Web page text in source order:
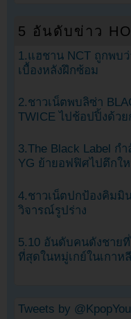
5 อันดับข่าว
1.แฮชาน NCT ถูกพบ
เบื้องหลังฝึกซ้อม
2.ชาวเน็ตพบลิซ่า
TWICE ไปช้อปปิ้งด้ว
3.The Black Label ก
YG ย้ายอฟฟิศไปตึกใ
4.ชาวเน็ตปกป้องคิมมิ
วิจารณ์รูปร่าง
5.10 อันดับคนดังชาย
ที่สุดในหมู่เกย์ในเกาห
Tweets by